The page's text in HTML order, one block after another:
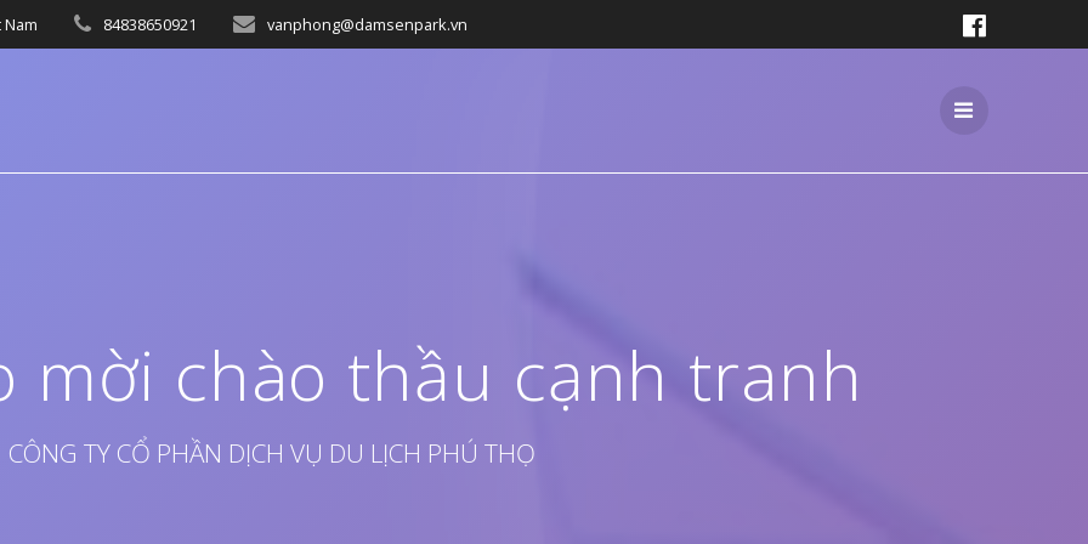
84838650921 vanphong@damsenpark.vn
mời chào thầu cạnh tranh
CÔNG TY CỔ PHẦN DỊCH VỤ DU LỊCH PHÚ THỌ